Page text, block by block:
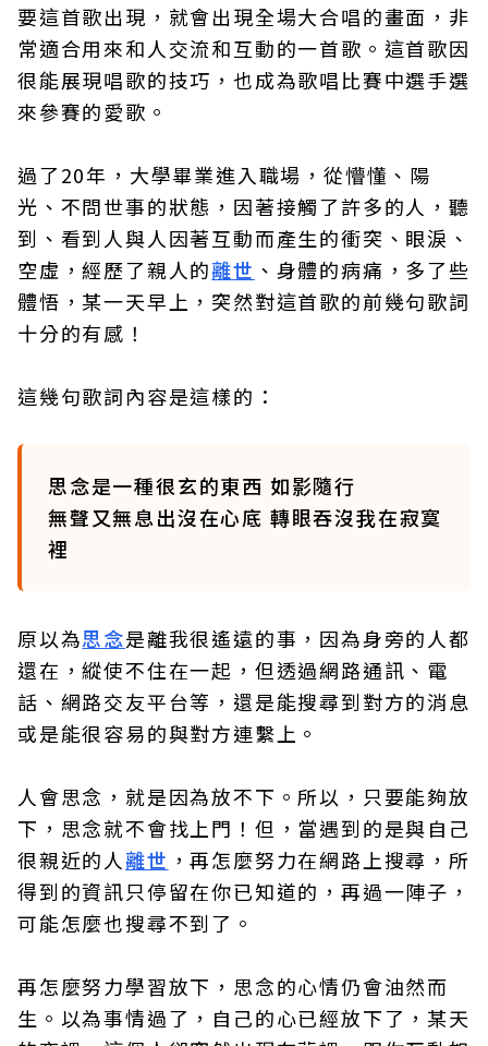
要這首歌出現，就會出現全場大合唱的畫面，非
常適合用來和人交流和互動的一首歌。這首歌因
很能展現唱歌的技巧，也成為歌唱比賽中選手選
來參賽的愛歌。
過了20年，大學畢業進入職場，從懵懂、陽
光、不問世事的狀態，因著接觸了許多的人，聽
到、看到人與人因著互動而產生的衝突、眼淚、
空虛，經歷了親人的離世 、身體的病痛，多了些
體悟，某一天早上，突然對這首歌的前幾句歌詞
十分的有感！
這幾句歌詞內容是這樣的：
思念是一種很玄的東西 如影隨行
無聲又無息出沒在心底 轉眼吞沒我在寂寞
裡
原以為思念是離我很遙遠的事，因為身旁的人都
還在，縱使不住在一起，但透過網路通訊、電
話、網路交友平台等，還是能搜尋到對方的消息
或是能很容易的與對方連繫上。
人會思念，就是因為放不下。所以，只要能夠放
下，思念就不會找上門！但，當遇到的是與自己
很親近的人離世 ，再怎麼努力在網路上搜尋，所
得到的資訊只停留在你已知道的，再過一陣子，
可能怎麼也搜尋不到了。
再怎麼努力學習放下，思念的心情仍會油然而
生。以為事情過了，自己的心已經放下了，某天